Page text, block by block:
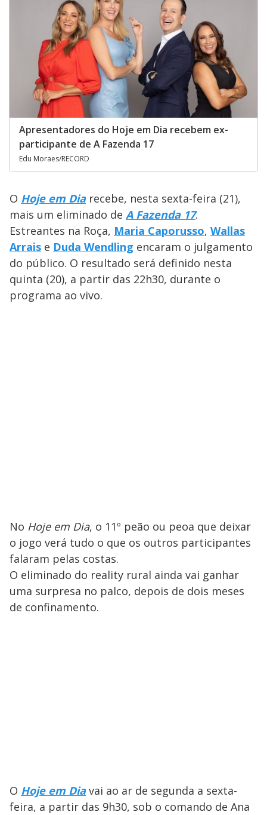
Apresentadores do Hoje em Dia recebem ex-
participante de A Fazenda 17
Edu Moraes/RECORD
O Hoje em Diarecebe, nesta sexta-feira (21),
mais um eliminado de A Fazenda 17.
Estreantes na Roça, Maria Caporusso, Wallas
Arrais e Duda Wendling encaram o julgamento
do público. O resultado será definido nesta
quinta (20), a partir das 22h30, durante o
programa ao vivo.
No Hoje em Dia, o 11º peão ou peoa que deixar
o jogo verá tudo o que os outros participantes
falaram pelas costas.
O eliminado do reality rural ainda vai ganhar
uma surpresa no palco, depois de dois meses
de confinamento.
O Hoje em Diavai ao ar de segunda a sexta-
feira, a partir das 9h30, sob o comando de Ana